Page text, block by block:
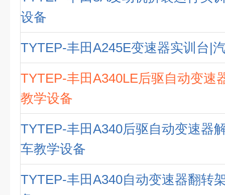
设备
TYTEP-丰田A245E变速器实训台|
TYTEP-丰田A340LE后驱自动变速
教学设备
TYTEP-丰田A340后驱自动变速器
车教学设备
TYTEP-丰田A340自动变速器翻转